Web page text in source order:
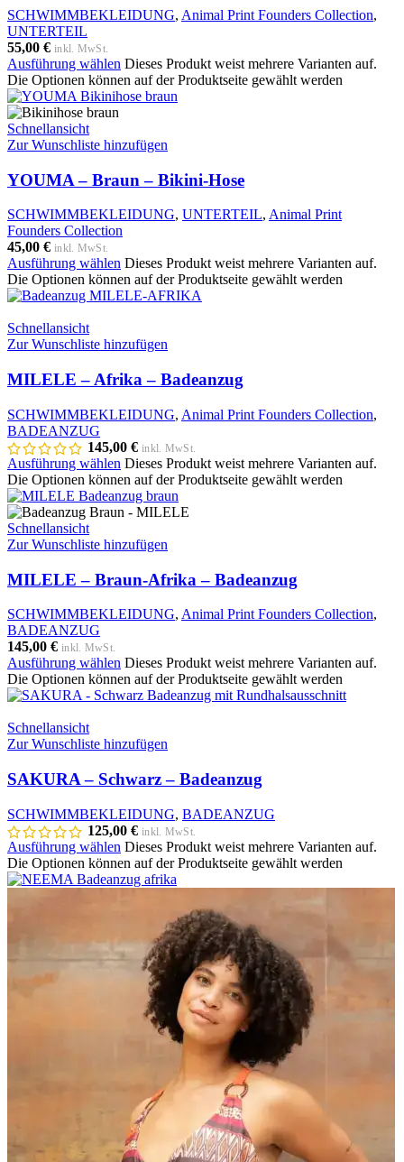
SCHWIMMBEKLEIDUNG, Animal Print Founders Collection,
UNTERTEIL
55,00 € inkl. MwSt.
Ausführung wählen Dieses Produkt weist mehrere Varianten auf.
Die Optionen können auf der Produktseite gewählt werden
Schnellansicht
Zur Wunschliste hinzufügen
YOUMA – Braun – Bikini-Hose
SCHWIMMBEKLEIDUNG, UNTERTEIL, Animal Print
Founders Collection
45,00 € inkl. MwSt.
Ausführung wählen Dieses Produkt weist mehrere Varianten auf.
Die Optionen können auf der Produktseite gewählt werden
Schnellansicht
Zur Wunschliste hinzufügen
MILELE – Afrika – Badeanzug
SCHWIMMBEKLEIDUNG, Animal Print Founders Collection,
BADEANZUG
145,00 € inkl. MwSt.
Ausführung wählen Dieses Produkt weist mehrere Varianten auf.
Die Optionen können auf der Produktseite gewählt werden
Schnellansicht
Zur Wunschliste hinzufügen
MILELE – Braun-Afrika – Badeanzug
SCHWIMMBEKLEIDUNG, Animal Print Founders Collection,
BADEANZUG
145,00 € inkl. MwSt.
Ausführung wählen Dieses Produkt weist mehrere Varianten auf.
Die Optionen können auf der Produktseite gewählt werden
Schnellansicht
Zur Wunschliste hinzufügen
SAKURA – Schwarz – Badeanzug
SCHWIMMBEKLEIDUNG, BADEANZUG
125,00 € inkl. MwSt.
Ausführung wählen Dieses Produkt weist mehrere Varianten auf.
Die Optionen können auf der Produktseite gewählt werden